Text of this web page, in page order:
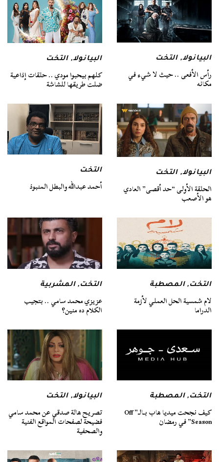
البيانولا,التخت
رأس الأفعى .. حيث لا شيء في
مكانه
البيانولا,التخت
كلهم بيحبوا مودي .. حلقات إذاعية
ضلت طريقها للشاشة
البيانولا,التخت
الحلقة الأولى “حد أقصى” العادي
هو الأصعب
التخت
أحمد عبدالله والبطل المنبوذ
التخت,المصطبة
لام شمسية الحل العملي لأزمة
الدراما
التخت,المشربية
عزيزي محمد سامي .. بتجيب
الكلام ده منين؟
التخت,المصطبة
كيف نجحت ميديا هاب بـالـ” Off
Season” في رمضان
البيانولا,التخت
تصريح هالة صدقي عن محمد سامي
فضيحة لصفحات المواقع الفنية
والصحفية